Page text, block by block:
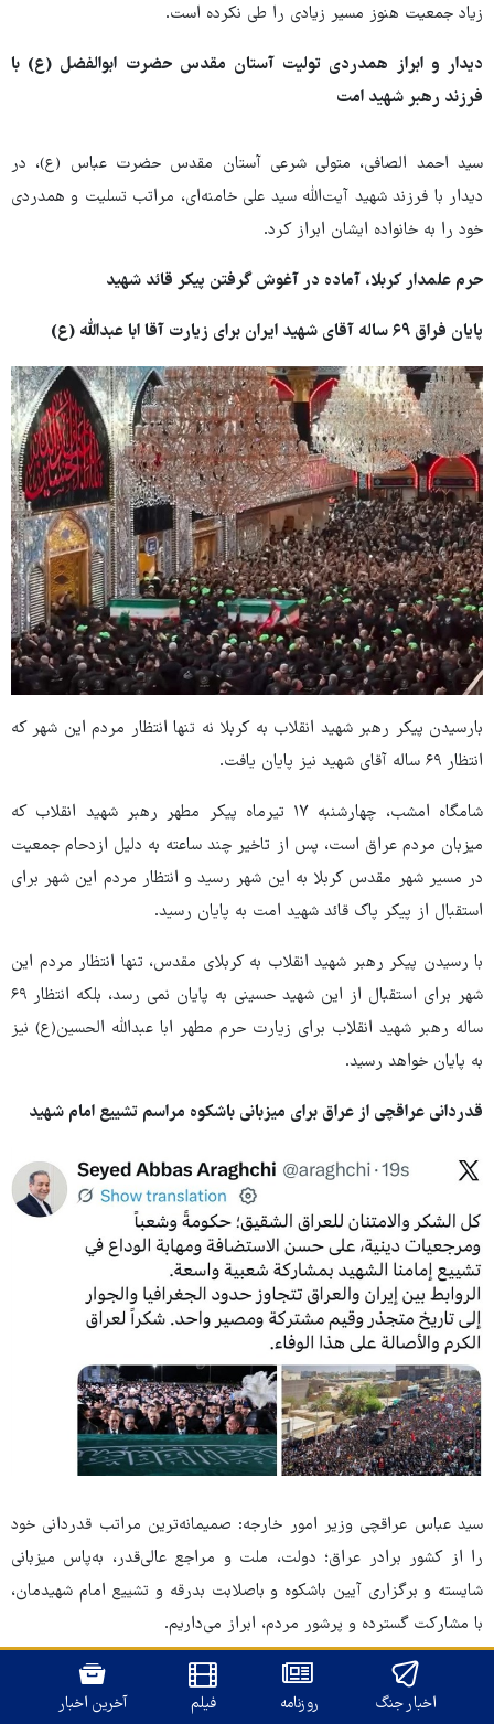
زیاد جمعیت هنوز مسیر زیادی را طی نکرده است.
دیدار و ابراز همدردی تولیت آستان مقدس حضرت ابوالفضل (ع) با
فرزند رهبر شهید امت
سید احمد الصافی، متولی شرعی آستان مقدس حضرت عباس (ع)، در
دیدار با فرزند شهید آیت‌الله سید علی خامنه‌ای، مراتب تسلیت و همدردی
خود را به خانواده ایشان ابراز کرد.
حرم علمدار کربلا، آماده در آغوش گرفتن پیکر قائد شهید
پایان فراق ۶۹ ساله آقای شهید ایران برای زیارت آقا ابا عبدالله (ع)
بارسیدن پیکر رهبر شهید انقلاب به کربلا نه تنها انتظار مردم این شهر که
انتظار ۶۹ ساله آقای شهید نیز پایان یافت.
شامگاه امشب، چهارشنبه ۱۷ تیرماه پیکر مطهر رهبر شهید انقلاب که
میزبان مردم عراق است، پس از تاخیر چند ساعته به دلیل ازدحام جمعیت
در مسیر شهر مقدس کربلا به این شهر رسید و انتظار مردم این شهر برای
استقبال از پیکر پاک قائد شهید امت به پایان رسید.
با رسیدن پیکر رهبر شهید انقلاب به کربلای مقدس، تنها انتظار مردم این
شهر برای استقبال از این شهید حسینی به پایان نمی رسد، بلکه انتظار ۶۹
ساله رهبر شهید انقلاب برای زیارت حرم مطهر ابا عبدالله الحسین(ع) نیز
به پایان خواهد رسید.
قدردانی عراقچی از عراق برای میزبانی باشکوه مراسم تشییع امام شهید
سید عباس عراقچی وزیر امور خارجه: صمیمانه‌ترین مراتب قدردانی خود
را از کشور برادر عراق؛ دولت، ملت و مراجع عالی‌قدر، به‌پاس میزبانی
شایسته و برگزاری آیین باشکوه و باصلابت بدرقه و تشییع امام شهیدمان،
با مشارکت گسترده و پرشور مردم، ابراز می‌داریم.
پیوندهای ایران و عراق، فراتر از مرزهای جغرافیایی و همسایگی، ریشه در
اخبار جنگ روزنامه فیلم آخرین اخبار